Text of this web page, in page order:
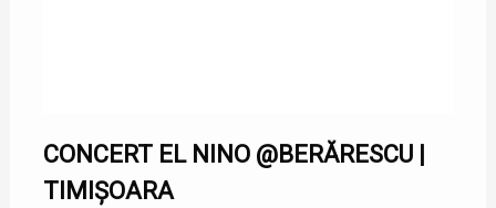
CONCERT EL NINO @BERĂRESCU |
TIMIȘOARA